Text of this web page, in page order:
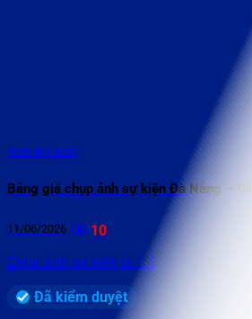
Rate this post
Bảng giá chụp ảnh sự kiện Đà Nẵng –
11/06/2026
10
Chụp ảnh sự kiện là [...]
Đã kiểm duyệt